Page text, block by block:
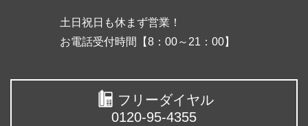
土日祝日も休まず営業！
お電話受付時間【8：00～21：00】
フリーダイヤル
0120-95-4355